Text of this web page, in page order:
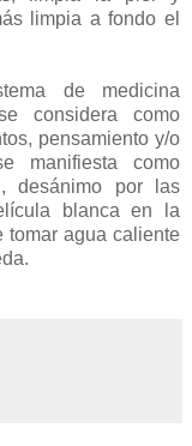
limpia a fondo el
de medicina
considera como
pensamiento y/o
manifiesta como
desánimo por las
blanca en la
tomar agua caliente